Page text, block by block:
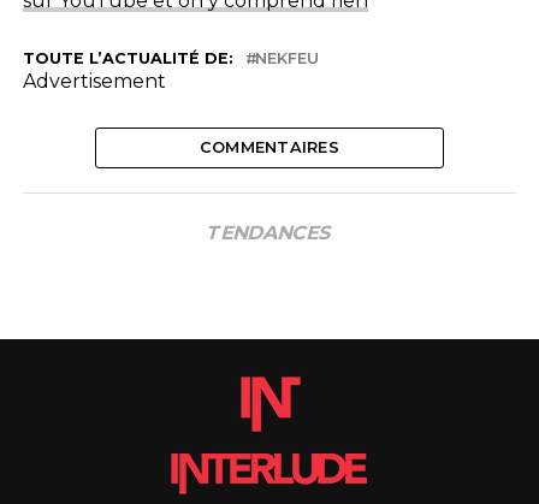
TOUTE L’ACTUALITÉ DE: NEKFEU
Advertisement
COMMENTAIRES
TENDANCES